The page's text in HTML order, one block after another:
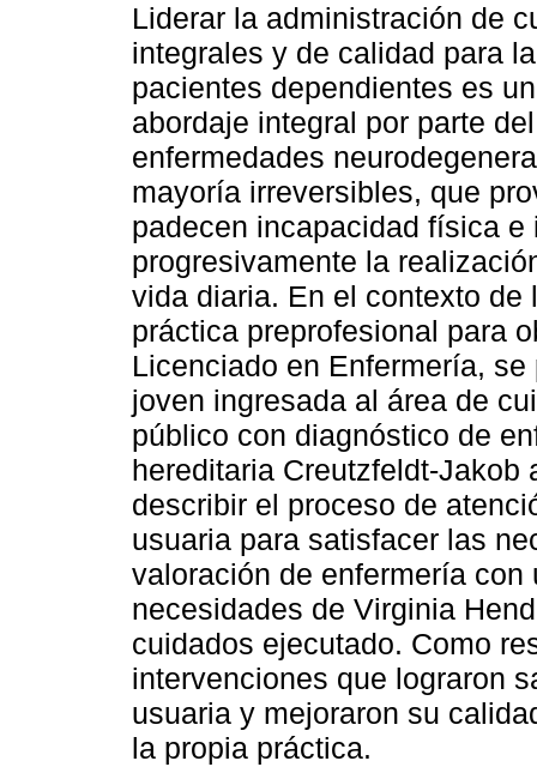
Liderar la administración de
integrales y de calidad para
pacientes dependientes es
abordaje integral por parte
enfermedades
mayoría irreversibles, que
padecen incapacidad física
progresivamente la
vida diaria. En el contexto de
práctica preprofesional para
Licenciado en Enfermería,
joven ingresada al área de
público con diagnóstico de
hereditaria Creutzfeldt-
describir el proceso de
usuaria para satisfacer las
valoración de enfermería
necesidades de Virginia
cuidados ejecutado. Como
intervenciones que lograron
usuaria y mejoraron su
la propia práctica.